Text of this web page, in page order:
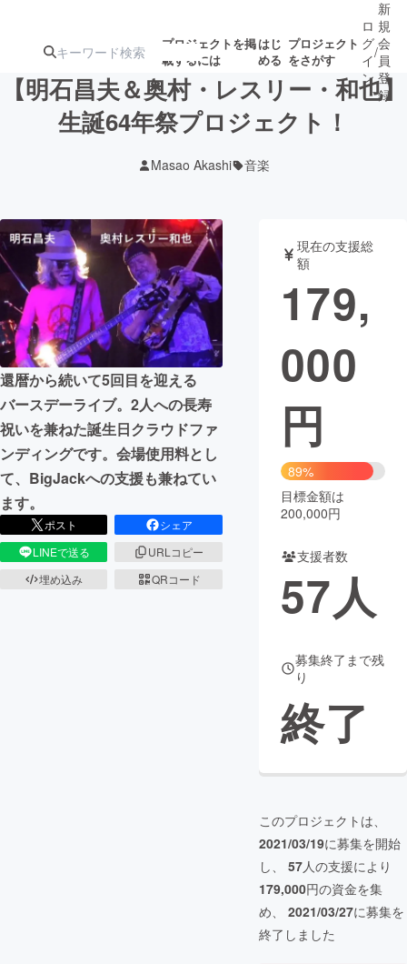
プロジェクトを掲
載するには
はじ
める
プロジェクト
をさがす
ジェクト
募集終了が近いプ
ロジェクト
アート・写真 音楽
テクノロジー・ガジェット ゲーム・サ
映像・映画
ビジネス・起業
まちづくり・地域活性化
CAMPFIRE Creation
CAMPFIREふるさと納税
コミュニティ
ロ
グ
イ
ン
/
新
規
会
員
登
録
【明石昌夫＆奥村・レスリー・和也】
生誕64年祭プロジェクト！
Masao Akashi 音楽
還暦から続いて5回目を迎える
バースデーライブ。2人への長寿
祝いを兼ねた誕生日クラウドファ
ンディングです。会場使用料とし
て、BigJackへの支援も兼ねてい
ます。
ポスト
シェア
LINEで送る
URLコピー
埋め込み
QRコード
現在の支援総
額
179,
000
円
89%
目標金額は
200,000円
支援者数
57人
募集終了まで残
り
終了
このプロジェクトは、
2021/03/19に募集を開始
し、 57人の支援により
179,000円の資金を集
め、 2021/03/27に募集を
終了しました